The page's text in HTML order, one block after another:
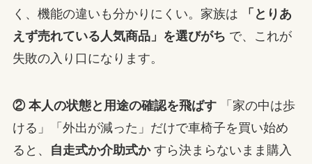
く、機能の違いも分かりにくい。家族は
「とりあ
えず売れている人気商品」を選びがち で、これが
失敗の入り口になります。
② 本人の状態と用途の確認を飛ばす「家の中は歩
ける」「外出が減った」だけで車椅子を買い始め
ると、
自走式か介助式かすら決まらないまま購入